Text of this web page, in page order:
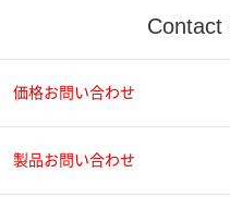
Contact
価格お問い合わせ
製品お問い合わせ